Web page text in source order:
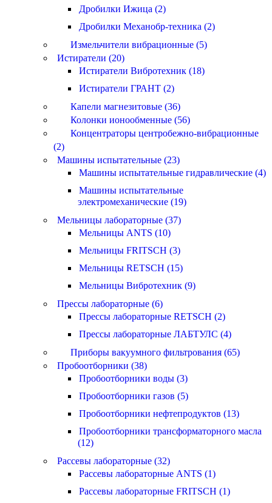
Дробилки Ижица (2)
Дробилки Механобр-техника (2)
Измельчители вибрационные (5)
Истиратели (20)
Истиратели Вибротехник (18)
Истиратели ГРАНТ (2)
Капели магнезитовые (36)
Колонки ионообменные (56)
Концентраторы центробежно-вибрационные
(2)
Машины испытательные (23)
Машины испытательные гидравлические (4)
Машины испытательные
электромеханические (19)
Мельницы лабораторные (37)
Мельницы ANTS (10)
Мельницы FRITSCH (3)
Мельницы RETSCH (15)
Мельницы Вибротехник (9)
Прессы лабораторные (6)
Прессы лабораторные RETSCH (2)
Прессы лабораторные ЛАБТУЛС (4)
Приборы вакуумного фильтрования (65)
Пробоотборники (38)
Пробоотборники воды (3)
Пробоотборники газов (5)
Пробоотборники нефтепродуктов (13)
Пробоотборники трансформаторного масла
(12)
Рассевы лабораторные (32)
Рассевы лабораторные ANTS (1)
Рассевы лабораторные FRITSCH (1)